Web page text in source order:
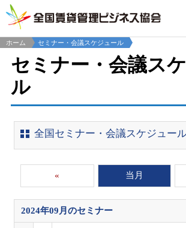
ホーム セミナー・会議スケジュール
セミナー・会議ス
ル
全国セミナー・会議スケジュー
« 当月
2024年09月のセミナー